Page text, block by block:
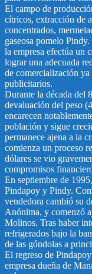
El campo de
cítricos, extracción de
concentrados,
gaseosa pomelo
la empresa efectúa un
lograr una adecuada
de comercialización
publicitarios.
Durante la década del
devaluación del peso
encarecen
población y sigue
permanece ajena a la
comienza un proceso
dólares se vio
compromisos
En septiembre de
Pindapoy y Pindy.
vendedora cambió su
Anónima, y comenzó
Molinos. Tras haber
refrigerados bajo la
de las góndolas a
El regreso de
empresa dueña de